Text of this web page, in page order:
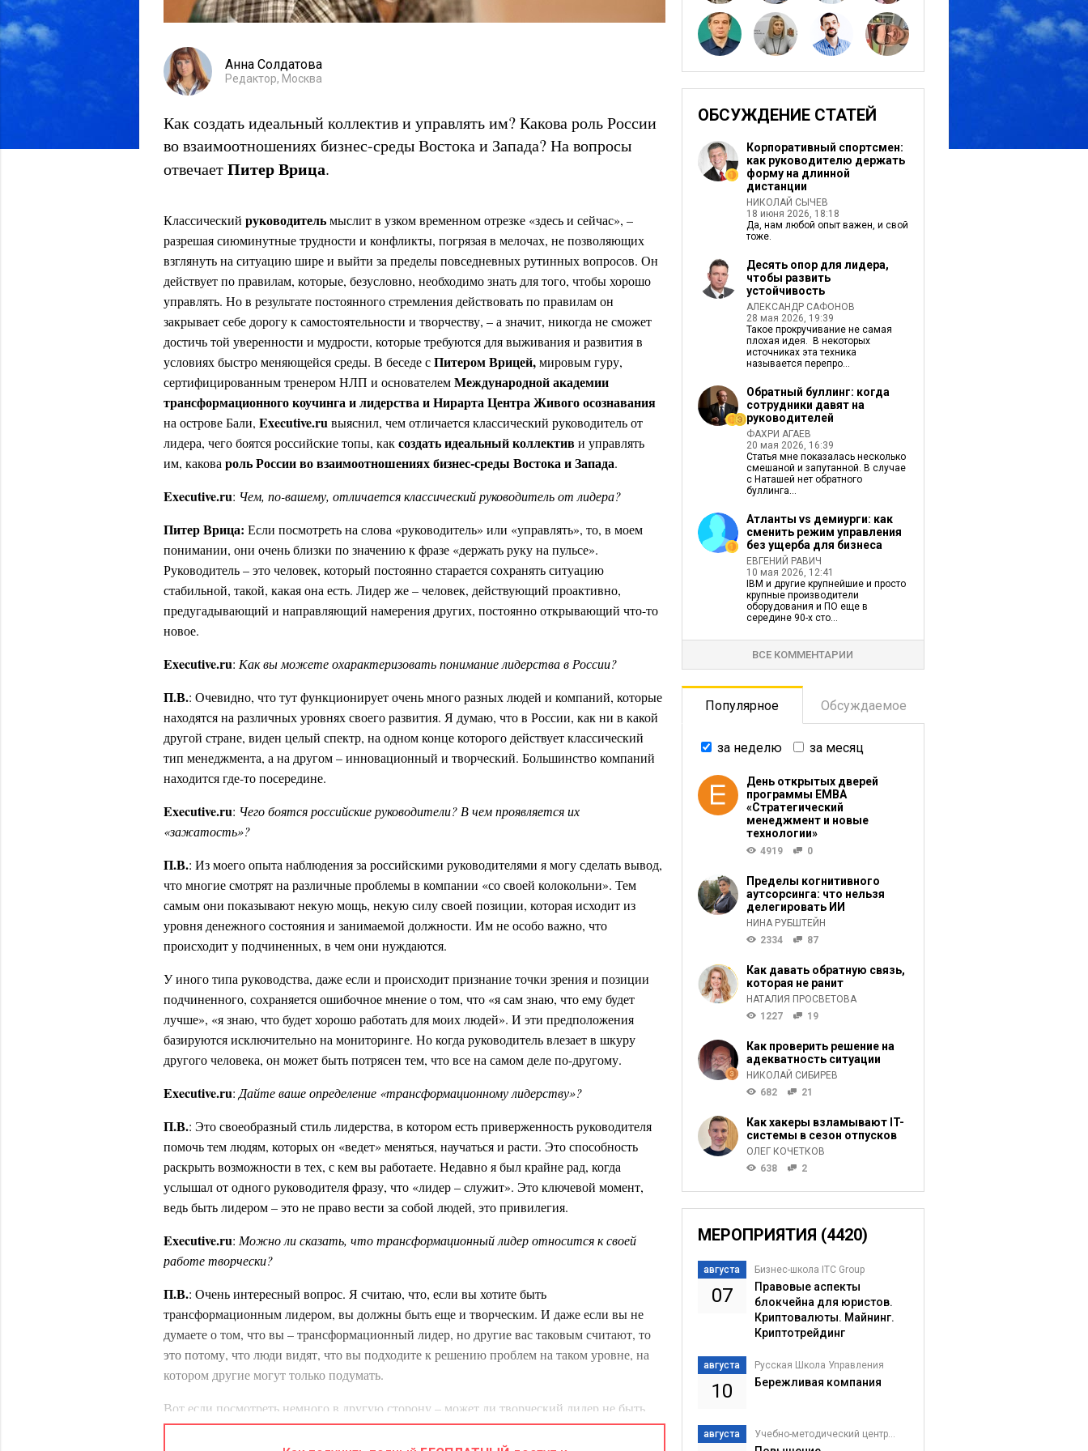
Анна Солдатова
Редактор, Москва
Как создать идеальный коллектив и управлять им? Какова роль России
во взаимоотношениях бизнес-среды Востока и Запада? На вопросы
отвечаетПитер Врица.
Классический руководительмыслит в узком временном отрезке «здесь и сейчас», –
разрешая сиюминутные трудности и конфликты, погрязая в мелочах, не позволяющих
взглянуть на ситуацию шире и выйти за пределы повседневных рутинных вопросов. Он
действует по правилам, которые, безусловно, необходимо знать для того, чтобы хорошо
управлять. Но в результате постоянного стремления действовать по правилам он
закрывает себе дорогу к самостоятельности и творчеству, – а значит, никогда не сможет
достичь той уверенности и мудрости, которые требуются для выживания и развития в
условиях быстро меняющейся среды. В беседе сПитером Врицей,мировым гуру,
сертифицированным тренером НЛП и основателемМеждународной академии
трансформационного коучинга и лидерстваи Нирарта Центра Живого осознавания
на острове Бали, Executive.ruвыяснил, чем отличается классический руководитель от
лидера, чего боятся российские топы, каксоздать идеальный коллективи управлять
им, какова роль России во взаимоотношениях бизнес-среды Востока и Запада.
Executive.ru: Чем, по-вашему, отличается классический руководитель от лидера?
Питер Врица: Если посмотреть на слова «руководитель» или «управлять», то, в моем
понимании, они очень близки по значению к фразе «держать руку на пульсе».
Руководитель – это человек, который постоянно старается сохранять ситуацию
стабильной, такой, какая она есть. Лидер же – человек, действующий проактивно,
предугадывающий и направляющий намерения других, постоянно открывающий что-то
новое.
Executive.ru: Как вы можете охарактеризовать понимание лидерства в России?
П.В.: Очевидно, что тут функционирует очень много разных людей и компаний, которые
находятся на различных уровнях своего развития. Я думаю, что в России, как ни в какой
другой стране, виден целый спектр, на одном конце которого действует классический
тип менеджмента, а на другом – инновационный и творческий. Большинство компаний
находится где-то посередине.
Executive.ru: Чего боятся российские руководители? В чем проявляется их
«зажатость»?
П.В.: Из моего опыта наблюдения за российскими руководителями я могу сделать вывод,
что многие смотрят на различные проблемы в компании «со своей колокольни». Тем
самым они показывают некую мощь, некую силу своей позиции, которая исходит из
уровня денежного состояния и занимаемой должности. Им не особо важно, что
происходит у подчиненных, в чем они нуждаются.
У иного типа руководства, даже если и происходит признание точки зрения и позиции
подчиненного, сохраняется ошибочное мнение о том, что «я сам знаю, что ему будет
лучше», «я знаю, что будет хорошо работать для моих людей». И эти предположения
базируются исключительно на мониторинге. Но когда руководитель влезает в шкуру
другого человека, он может быть потрясен тем, что все на самом деле по-другому.
Executive.ru: Дайте ваше определение «трансформационному лидерству»?
П.В.: Это своеобразный стиль лидерства, в котором есть приверженность руководителя
помочь тем людям, которых он «ведет» меняться, научаться и расти. Это способность
раскрыть возможности в тех, с кем вы работаете. Недавно я был крайне рад, когда
услышал от одного руководителя фразу, что «лидер – служит». Это ключевой момент,
ведь быть лидером – это не право вести за собой людей, это привилегия.
Executive.ru: Можно ли сказать, что трансформационный лидер относится к своей
работе творчески?
П.В.: Очень интересный вопрос. Я считаю, что, если вы хотите быть
трансформационным лидером, вы должны быть еще и творческим. И даже если вы не
думаете о том, что вы – трансформационный лидер, но другие вас таковым считают, то
это потому, что люди видят, что вы подходите к решению проблем на таком уровне, на
котором другие могут только подумать.
Вот если посмотреть немного в другую сторону – может ли творческий лидер не быть
трансформационным – возможно, да, но! Чем больше вы относитесь творчески к своей
ОБСУЖДЕНИЕ СТАТЕЙ
Корпоративный спортсмен:
как руководителю держать
форму на длинной
дистанции
НИКОЛАЙ СЫЧЕВ
18 июня 2026, 18:18
Да, нам любой опыт важен, и свой
тоже.
Десять опор для лидера,
чтобы развить
устойчивость
АЛЕКСАНДР САФОНОВ
28 мая 2026, 19:39
Такое прокручивание не самая
плохая идея. В некоторых
источниках эта техника
называется перепро...
Обратный буллинг: когда
сотрудники давят на
руководителей
ФАХРИ АГАЕВ
20 мая 2026, 16:39
Статья мне показалась несколько
смешаной и запутанной. В случае
с Наташей нет обратного
буллинга...
Атланты vs демиурги: как
сменить режим управления
без ущерба для бизнеса
ЕВГЕНИЙ РАВИЧ
10 мая 2026, 12:41
IBM и другие крупнейшие и просто
крупные производители
оборудования и ПО еще в
середине 90-х сто...
ВСЕ КОММЕНТАРИИ
Популярное Обсуждаемое
за неделю за месяц
День открытых дверей
программы ЕМВА
«Стратегический
менеджмент и новые
технологии»
4919 0
Пределы когнитивного
аутсорсинга: что нельзя
делегировать ИИ
НИНА РУБШТЕЙН
2334
87
Как давать обратную связь,
которая не ранит
НАТАЛИЯ ПРОСВЕТОВА
1227
19
Как проверить решение на
адекватность ситуации
НИКОЛАЙ СИБИРЕВ
682
21
Как хакеры взламывают IT-
системы в сезон отпусков
ОЛЕГ КОЧЕТКОВ
638
2
МЕРОПРИЯТИЯ (4420)
августа
07
Бизнес-школа ITC Group
Правовые аспекты
блокчейна для юристов.
Криптовалюты. Майнинг.
Криптотрейдинг
августа
10
Русская Школа Управления
Бережливая компания
августа Учебно-методический центр...